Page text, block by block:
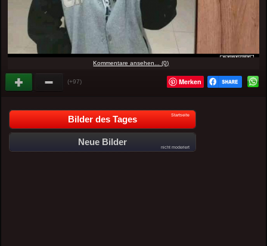
Kommentare ansehen... (0)
(+97) Merken
Bilder des Tages Startseite
Neue Bilder
nicht moderiert